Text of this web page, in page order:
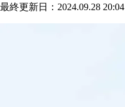
最終更新日：2024.09.28 20:04